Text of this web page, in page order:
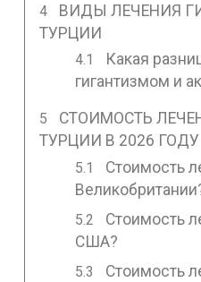
ВИДЫ ЛЕЧЕНИЯ
ТУРЦИИ
Какая
гигантизмом и
СТОИМОСТЬ
ТУРЦИИ В 2026 ГОДУ
Стоимость
Стоимость
США?
Стоимость